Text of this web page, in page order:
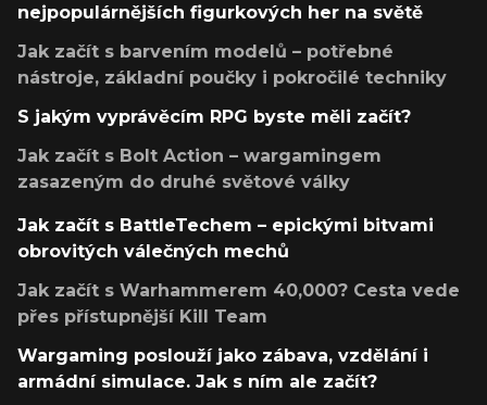
nejpopulárnějších figurkových her na světě
Jak začít s barvením modelů – potřebné
nástroje, základní poučky i pokročilé techniky
S jakým vyprávěcím RPG byste měli začít?
Jak začít s Bolt Action – wargamingem
zasazeným do druhé světové války
Jak začít s BattleTechem – epickými bitvami
obrovitých válečných mechů
Jak začít s Warhammerem 40,000? Cesta vede
přes přístupnější Kill Team
Wargaming poslouží jako zábava, vzdělání i
armádní simulace. Jak s ním ale začít?